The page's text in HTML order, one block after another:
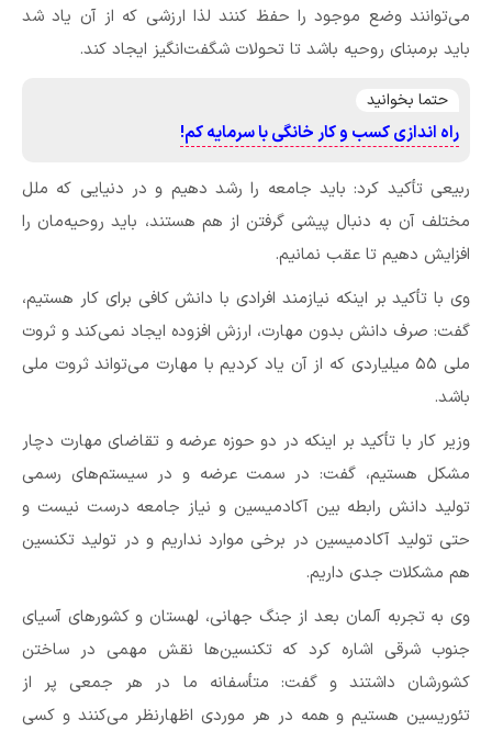
می‌توانند وضع موجود را حفظ کنند لذا ارزشی که از آن یاد شد
باید برمبنای روحیه باشد تا تحولات شگفت‌انگیز ایجاد کند.
حتما بخوانید
راه اندازی کسب و کار خانگی با سرمایه کم!
ربیعی تأکید کرد: باید جامعه را رشد دهیم و در دنیایی که ملل
مختلف آن به دنبال پیشی گرفتن از هم هستند، باید روحیه‌مان را
افزایش دهیم تا عقب نمانیم.
وی با تأکید بر اینکه نیازمند افرادی با دانش کافی برای کار هستیم،
گفت: صرف دانش بدون مهارت، ارزش افزوده ایجاد نمی‌کند و ثروت
ملی ۵۵ میلیاردی که از آن یاد کردیم با مهارت می‌تواند ثروت ملی
باشد.
وزیر کار با تأکید بر اینکه در دو حوزه عرضه و تقاضای مهارت دچار
مشکل هستیم، گفت: در سمت عرضه و در سیستم‌های رسمی
تولید دانش رابطه بین آکادمیسین و نیاز جامعه درست نیست و
حتی تولید آکادمیسین در برخی موارد نداریم و در تولید تکنسین
هم مشکلات جدی داریم.
وی به تجربه آلمان بعد از جنگ جهانی، لهستان و کشورهای آسیای
جنوب شرقی اشاره کرد که تکنسین‌ها نقش مهمی در ساختن
کشورشان داشتند و گفت: متأسفانه ما در هر جمعی پر از
تئوریسین هستیم و همه در هر موردی اظهارنظر می‌کنند و کسی